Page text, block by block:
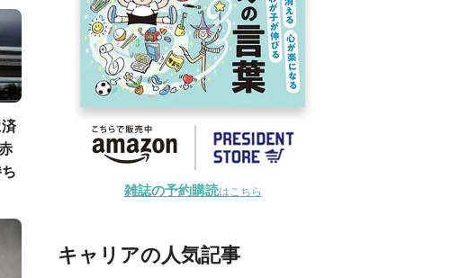
雑誌の予約購読はこちら
キャリアの人気記事